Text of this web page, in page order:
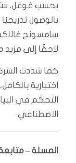
سامسونج
لاحقًا إلى مزيد
كما شددت
اختيارية
التحكم في
الاصطناعي.
المسلة –